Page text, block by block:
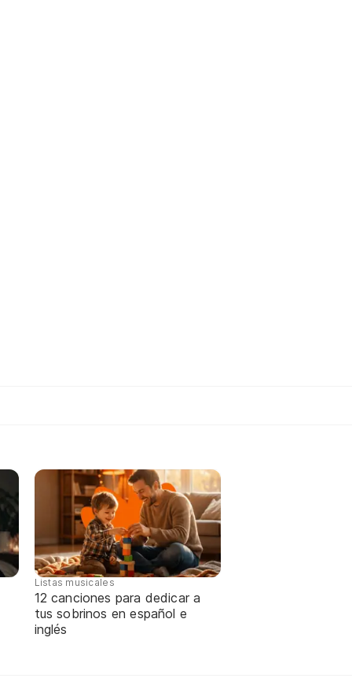
Listas musicales
12 canciones para dedicar a
tus sobrinos en español e
inglés